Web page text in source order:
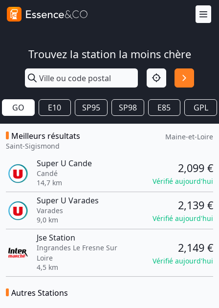
Trouvez la station la moins chère
GO E10 SP95 SP98 E85 GPL
Meilleurs résultats
Saint-Sigismond
Maine-et-Loire
Super U Cande
Candé
14,7 km
2,099 €
Vérifié aujourd'hui
Super U Varades
Varades
9,0 km
2,139 €
Vérifié aujourd'hui
Jse Station
Ingrandes Le Fresne Sur
Loire
4,5 km
2,149 €
Vérifié aujourd'hui
Autres Stations